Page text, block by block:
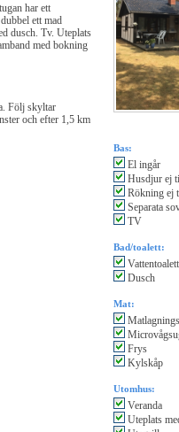
har ett
ett mad
dusch. Tv. Uteplats
med bokning
Följ skyltar
och efter 1,5 km
Bas:
El ingår
Husdjur ej
Rökning ej
Separata
TV
Bad/toalett:
Vattentoalett
Dusch
Mat:
Frys
Kylskåp
Utomhus:
Veranda
Uteplats